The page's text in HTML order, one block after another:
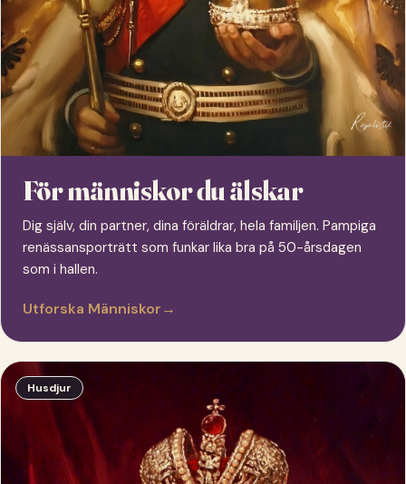
För människor du älskar
Dig själv, din partner, dina föräldrar, hela familjen. Pampiga
renässansporträtt som funkar lika bra på 50-årsdagen
som i hallen.
Utforska Människor→
Husdjur